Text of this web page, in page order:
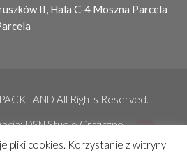
II, Hala C-4 Moszna Parcela
PACK.LAND All Rights Reserved.
DSN Studio Graficzne
pliki cookies. Korzystanie z witryny